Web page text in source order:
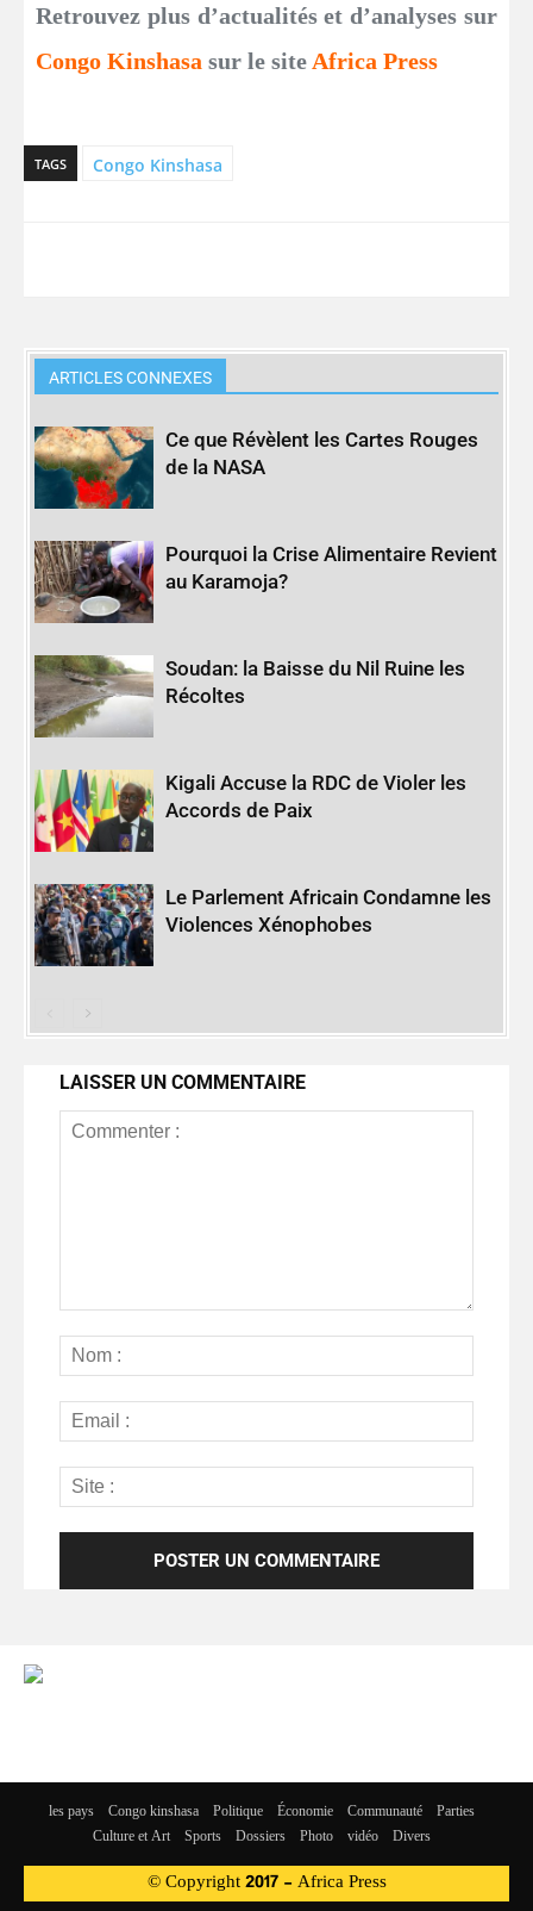
Retrouvez plus d’actualités et d’analyses sur
Congo Kinshasa sur le site Africa Press
TAGS Congo Kinshasa
ARTICLES CONNEXES
Ce que Révèlent les Cartes Rouges
de la NASA
Pourquoi la Crise Alimentaire Revient
au Karamoja?
Soudan: la Baisse du Nil Ruine les
Récoltes
Kigali Accuse la RDC de Violer les
Accords de Paix
Le Parlement Africain Condamne les
Violences Xénophobes
LAISSER UN COMMENTAIRE
les pays Congo kinshasa Politique Économie Communauté
Parties
Culture et Art
Sports Dossiers Photo vidéo Divers
© Copyright 2017 - Africa Press